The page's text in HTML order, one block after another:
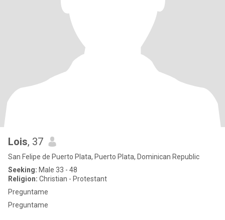
Lois, 37
San Felipe de Puerto Plata, Puerto Plata, Dominican Republic
Seeking: Male 33 - 48
Religion: Christian - Protestant
Preguntame
Preguntame